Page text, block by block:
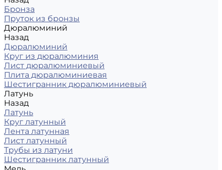
Бронза
Пруток из бронзы
Дюралюминий
Назад
Дюралюминий
Круг из дюралюминия
Лист дюралюминиевый
Плита дюралюминиевая
Шестигранник дюралюминиевый
Латунь
Назад
Латунь
Круг латунный
Лента латунная
Лист латунный
Трубы из латуни
Шестигранник латунный